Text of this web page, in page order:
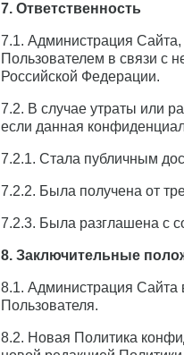
7. Ответственность
7.1. Администрация Сайта,
Пользователем в связи с
Российской Федерации.
7.2. В случае утраты или
если данная
7.2.1. Стала публичным
7.2.2. Была получена от
7.2.3. Была разглашена с
8. Заключительные
8.1. Администрация Сайта
Пользователя.
8.2. Новая Политика